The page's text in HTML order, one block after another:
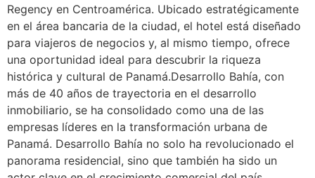
Regency en Centroamérica. Ubicado estratégicamente
en el área bancaria de la ciudad, el hotel está diseñado
para viajeros de negocios y, al mismo tiempo, ofrece
una oportunidad ideal para descubrir la riqueza
histórica y cultural de Panamá.Desarrollo Bahía, con
más de 40 años de trayectoria en el desarrollo
inmobiliario, se ha consolidado como una de las
empresas líderes en la transformación urbana de
Panamá. Desarrollo Bahía no solo ha revolucionado el
panorama residencial, sino que también ha sido un